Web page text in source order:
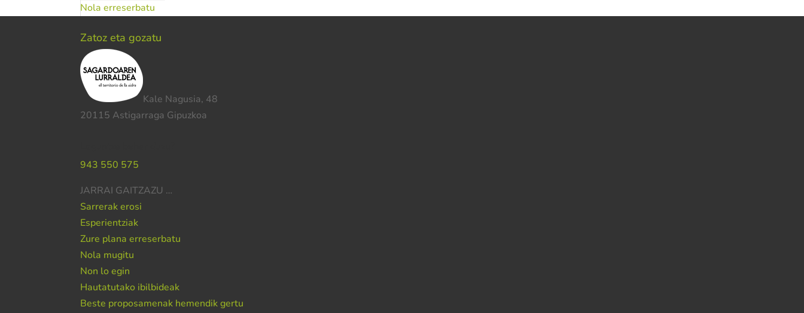
Nola erreserbatu
Zatoz eta gozatu
Kale Nagusia, 48
20115 Astigarraga Gipuzkoa
943 550 575
JARRAI GAITZAZU …
Sarrerak erosi
Esperientziak
Zure plana erreserbatu
Nola mugitu
Non lo egin
Hautatutako ibilbideak
Beste proposamenak hemendik gertu